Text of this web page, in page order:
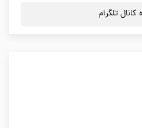
تلگرام